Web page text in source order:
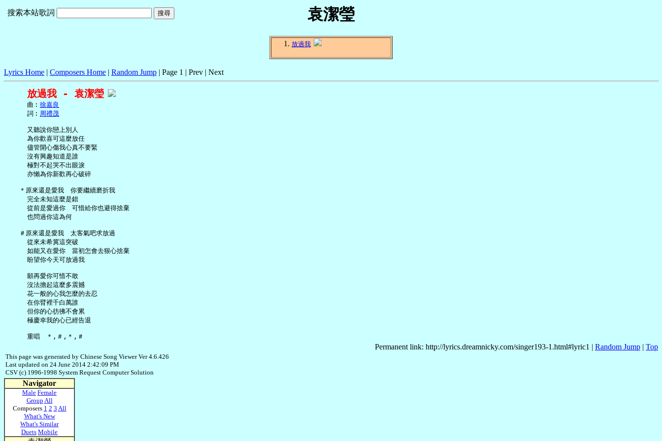
袁潔瑩
搜索本站歌詞
放過我
Lyrics Home | Composers Home | Random Jump | Page 1 | Prev | Next
放過我 - 袁潔瑩
     曲︰
徐嘉良
     詞︰
周禮茂
     又聽說你戀上別人
     為你歡喜可這麼放任
     儘管開心傷我心真不要緊
     沒有興趣知道是誰
     極對不起哭不出眼淚
     亦懶為你新歡再心破碎
   ＊原來還是愛我　你要繼續磨折我
     完全未知這麼是錯
     從前是愛過你　可惜給你也避得捨棄
     也問過你這為何
   ＃原來還是愛我　太客氣吧求放過
     從來未希冀這突破
     如能又在愛你　當初怎會去狠心捨棄
     盼望你今天可放過我
     願再愛你可惜不敢
     沒法擔起這麼多震撼
     花一般的心我怎麼的去忍
     在你臂裡千白萬誰
     但你的心彷彿不會累
     極慶幸我的心已經告退
Permanent link: http://lyrics.dreamnicky.com/singer193-1.html#lyric1 | Random Jump | Top
This page was generated by Chinese Song Viewer Ver 4.6.426
Last updated on 24 June 2014 2:42:09 PM
CSV (c) 1996-1998 System Request Computer Solution
Navigator
Male Female
Group All
Composers 1 2 3 All
What's New
What's Similar
Duets Mobile